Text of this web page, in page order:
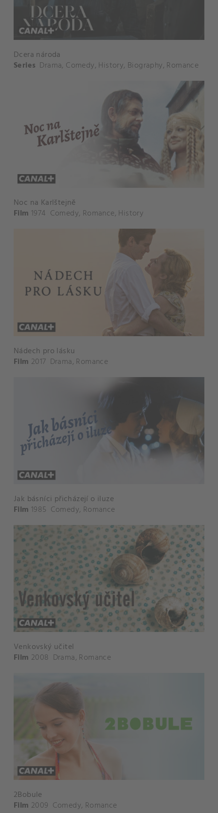
Dcera národa
Series Drama, Comedy, History, Biography, Romance
Noc na Karlštejně
Film 1974 Comedy, Romance, History
Nádech pro lásku
Film 2017 Drama, Romance
Jak básníci přicházejí o iluze
Film 1985 Comedy, Romance
Venkovský učitel
Film 2008 Drama, Romance
2Bobule
Film 2009 Comedy, Romance